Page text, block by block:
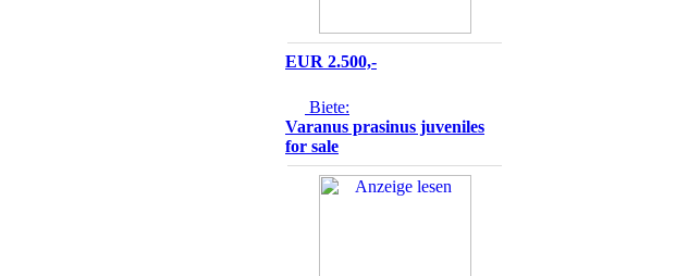
EUR 2.500,-
Biete:
Varanus prasinus juveniles
for sale